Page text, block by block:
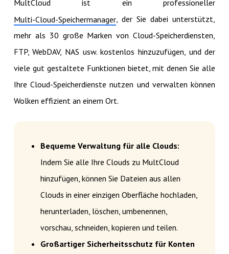
MultCloud ist ein professioneller
Multi-Cloud-Speichermanager, der Sie dabei unterstützt,
mehr als 30 große Marken von Cloud-Speicherdiensten,
FTP, WebDAV, NAS usw. kostenlos hinzuzufügen, und der
viele gut gestaltete Funktionen bietet, mit denen Sie alle
Ihre Cloud-Speicherdienste nutzen und verwalten können
Wolken effizient an einem Ort.
Bequeme Verwaltung für alle Clouds:
Indem Sie alle Ihre Clouds zu MultCloud
hinzufügen, können Sie Dateien aus allen
Clouds in einer einzigen Oberfläche hochladen,
herunterladen, löschen, umbenennen,
vorschau, schneiden, kopieren und teilen.
Großartiger Sicherheitsschutz für Konten